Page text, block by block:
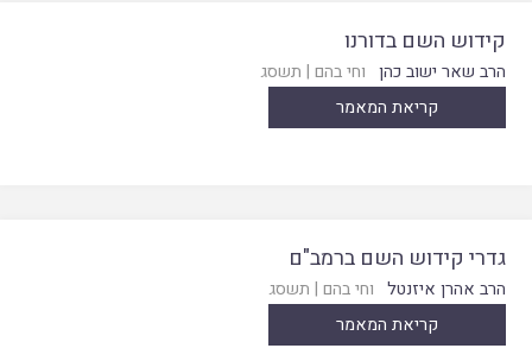
קידוש השם בדורנו
הרב שאר ישוב כהן וחי בהם | תשסג
קריאת המאמר
גדרי קידוש השם ברמב"ם
הרב אהרן איזנטל וחי בהם | תשסג
קריאת המאמר